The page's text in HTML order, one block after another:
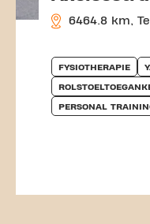
6464.8 km,
FYSIOTHERAPIE
PERSONAL